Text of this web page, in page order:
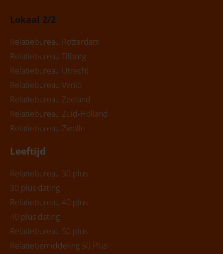
Lokaal 2/2
Relatiebureau Rotterdam
Relatiebureau Tilburg
Relatiebureau Utrecht
Relatiebureau Venlo
Relatiebureau Zeeland
Relatiebureau Zuid-Holland
Relatiebureau Zwolle
Leeftijd
Relatiebureau 30 plus
30 plus dating
Relatiebureau 40 plus
40 plus dating
Relatiebureau 50 plus
Relatiebemiddeling 50 Plus